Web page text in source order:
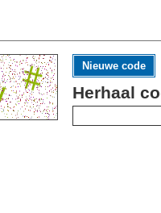
Nieuwe code
Herhaal